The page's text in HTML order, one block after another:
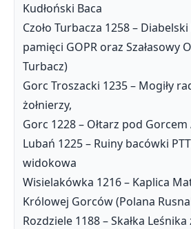
Kudłoński Baca
Czoło Turbacza 1258 –
pamięci GOPR oraz Szałasowy
Turbacz)
Gorc Troszacki 1235 – Mogiły
żołnierzy,
Gorc 1228 – Ołtarz pod
Lubań 1225 – Ruiny bacówki
widokowa
Wisielakówka 1216 – Kaplica
Królowej Gorców (Polana
Rozdziele 1188 – Skałka